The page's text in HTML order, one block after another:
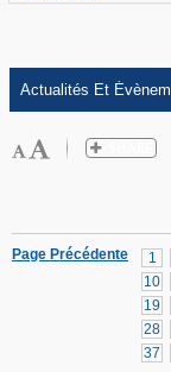
1
10
19
28
37
Page Précédente